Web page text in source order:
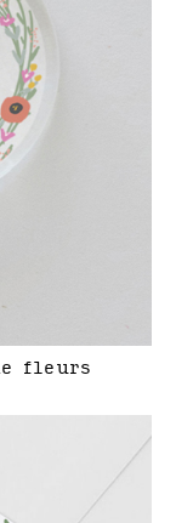
fleurs